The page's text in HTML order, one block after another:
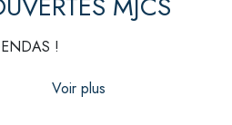
!
Voir plus